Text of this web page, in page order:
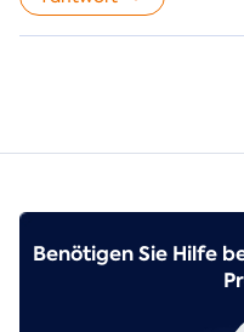
Benötigen Sie Hilfe